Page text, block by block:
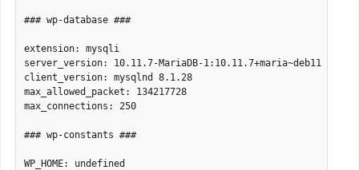
### wp-database ###
extension: mysqli
server_version: 10.11.7-MariaDB-1:10.11.7+maria~deb11
client_version: mysqlnd 8.1.28
max_allowed_packet: 134217728
max_connections: 250
### wp-constants ###
WP_HOME: undefined